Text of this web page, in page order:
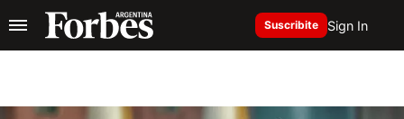
Suscribite Sign In